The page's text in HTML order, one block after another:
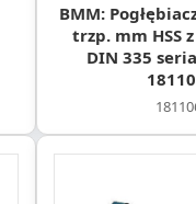
BMM:
trzp. mm HSS
DIN 335